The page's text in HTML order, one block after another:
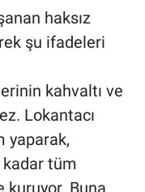
haksız
şu ifadeleri
kahvaltı ve
Lokantacı
yaparak,
tüm
Buna